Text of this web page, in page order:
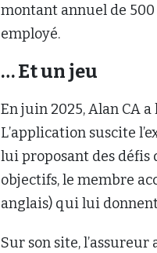
montant annuel de
employé.
… Et un jeu
En juin 2025, Alan CA
L’application suscite
lui proposant des défis
objectifs, le membre
anglais) qui lui
Sur son site,